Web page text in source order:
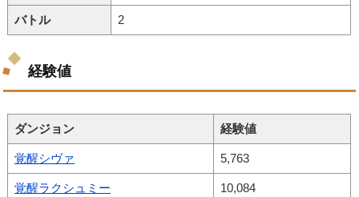
バトル 2
経験値
ダンジョン 経験値
覚醒シヴァ 5,763
覚醒ラクシュミー 10,084